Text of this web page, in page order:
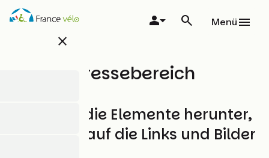
Direkt
zum
close
Menü
Pressebereich
Laden Sie die Elemente herunter,
indem Sie auf die Links und Bilder